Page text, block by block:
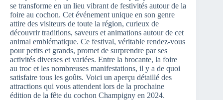
se transforme en un lieu vibrant de festivités autour de la
foire au cochon. Cet événement unique en son genre
attire des visiteurs de toute la région, curieux de
découvrir traditions, saveurs et animations autour de cet
animal emblématique. Ce festival, véritable rendez-vous
pour petits et grands, promet de surprendre par ses
activités diverses et variées. Entre la brocante, la foire
au troc et les nombreuses manifestations, il y a de quoi
satisfaire tous les goûts. Voici un aperçu détaillé des
attractions qui vous attendent lors de la prochaine
édition de la fête du cochon Champigny en 2024.